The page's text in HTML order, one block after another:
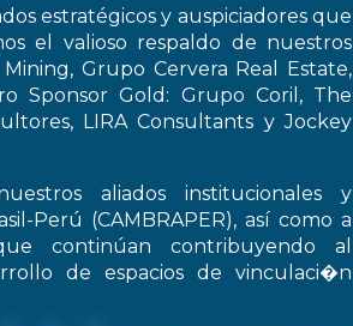
estratégicos y auspiciadores que
el valioso respaldo de nuestros
Grupo Cervera Real Estate,
Sponsor Gold: Grupo Coril, The
LIRA Consultants y Jockey
aliados institucionales y
Perú (CAMBRAPER), así como a
continúan contribuyendo al
de espacios de vinculaci�n